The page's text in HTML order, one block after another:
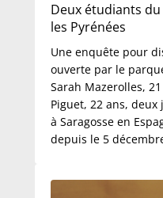
Deux étudiants
les Pyrénées
Une enquête pour
ouverte par le
Sarah Mazerolles,
Piguet, 22 ans,
à Saragosse en
depuis le 5